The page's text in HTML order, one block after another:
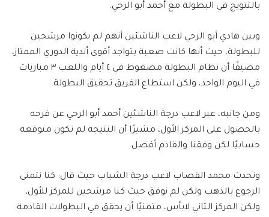
بالتتويج في البطولة مع أحمد أبو الرحي.
وبين هادي أبو الرحي لاعب الناشئين أنهم لم يكونوا مرشحين
للبطولة، حيث أنها كانت صعبة بتواجد أقوى أندية الدوري الممتاز،
مضيفًا أن نظام البطولة مضغوط في ٤ أيام واللعب ٣ مباريات
في اليوم الواحد، ولكن استطاع الفريق تحقيق البطولة.
ومن جانبه، عبر لاعب درجة الناشئين أحمد أبو الرحي عن فرحه
بالحصول على المركز الأول، مشيرًا أن النتيجة لم تكون متوقعة
حسابيًا لكن وفقنا والقادم أفضل.
وتحدث محمد القصاب لاعب درجة الشباب حيث قال: كنا نتمنى
الرجوع بالذهب ولكن لم نوفق حيث كنا مرشحين للمركز للأول،
ولكن المركز الثاني لابأس، متمنيًا أن يحقق في البطولات القادمة